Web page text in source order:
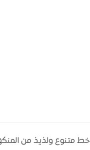
خط متنوع ولذيذ من